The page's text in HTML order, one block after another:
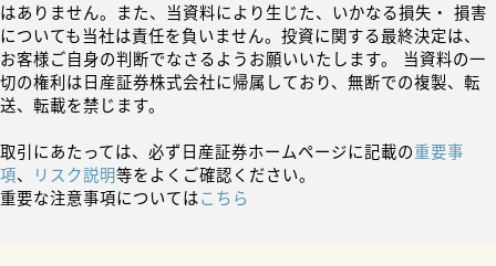
はありません。また、当資料により生じた、いかなる損失・ 損害
についても当社は責任を負いません。投資に関する最終決定は、
お客様ご自身の判断でなさるようお願いいたします。 当資料の一
切の権利は日産証券株式会社に帰属しており、無断での複製、転
送、転載を禁じます。
取引にあたっては、必ず日産証券ホームページに記載の重要事
項、 リスク説明等をよくご確認ください。
重要な注意事項についてはこちら